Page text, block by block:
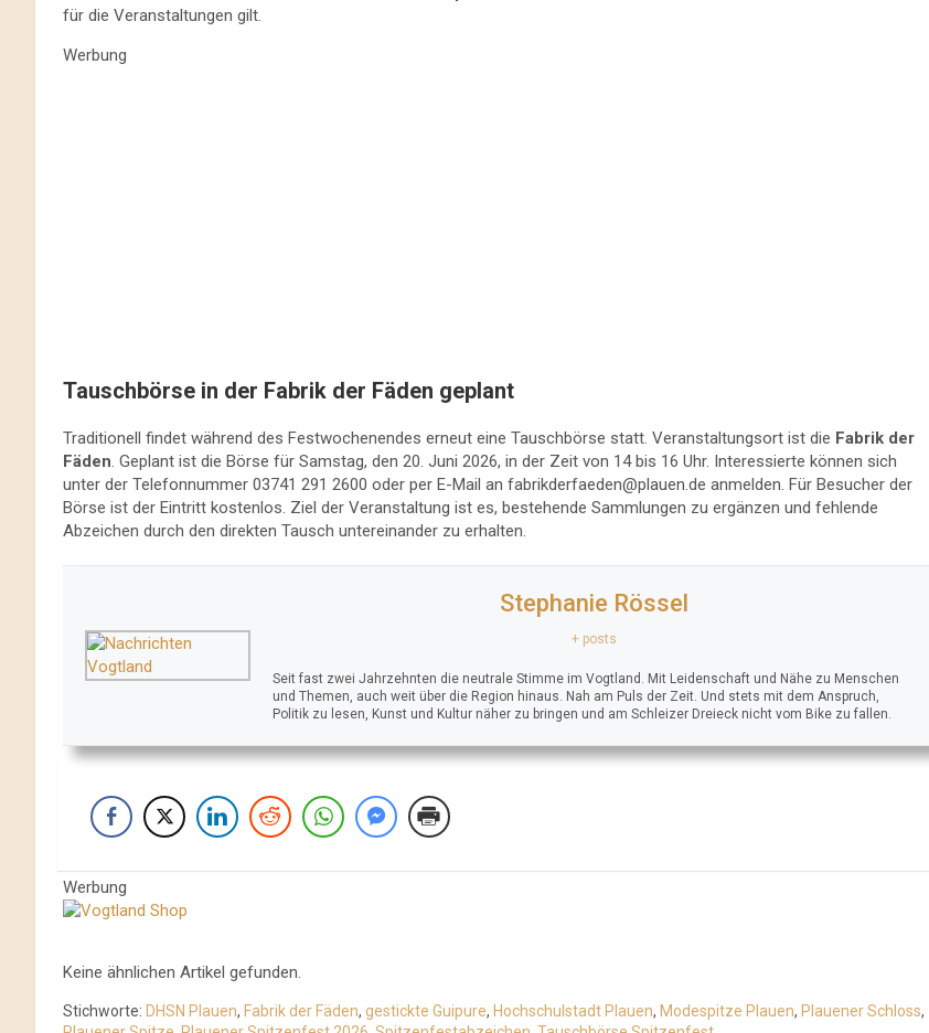
für die Veranstaltungen gilt.
Werbung
Tauschbörse in der Fabrik der Fäden geplant
Traditionell findet während des Festwochenendes erneut eine Tauschbörse statt. Veranstaltungsort ist die Fabrik der
Fäden. Geplant ist die Börse für Samstag, den 20. Juni 2026, in der Zeit von 14 bis 16 Uhr. Interessierte können sich
unter der Telefonnummer 03741 291 2600 oder per E-Mail an fabrikderfaeden@plauen.de anmelden. Für Besucher der
Börse ist der Eintritt kostenlos. Ziel der Veranstaltung ist es, bestehende Sammlungen zu ergänzen und fehlende
Abzeichen durch den direkten Tausch untereinander zu erhalten.
Stephanie Rössel
+ posts
Seit fast zwei Jahrzehnten die neutrale Stimme im Vogtland. Mit Leidenschaft und Nähe zu Menschen
und Themen, auch weit über die Region hinaus. Nah am Puls der Zeit. Und stets mit dem Anspruch,
Politik zu lesen, Kunst und Kultur näher zu bringen und am Schleizer Dreieck nicht vom Bike zu fallen.
Werbung
Keine ähnlichen Artikel gefunden.
Stichworte: DHSN Plauen, Fabrik der Fäden, gestickte Guipure, Hochschulstadt Plauen, Modespitze Plauen, Plauener Schloss,